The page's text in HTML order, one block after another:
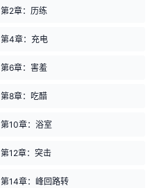
第2章：历练
第4章：充电
第6章：害羞
第8章：吃醋
第10章：浴室
第12章：突击
第14章：峰回路转